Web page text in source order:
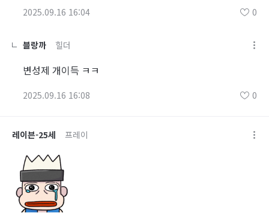
2025.09.16 16:04 0
블랑까 힐더
변성제 개이득 ㅋㅋ
2025.09.16 16:08 0
레이븐-25세 프레이